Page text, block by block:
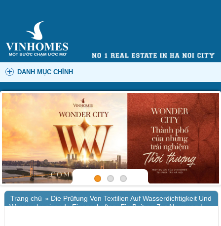
DANH MỤC CHÍNH
Trang chủ » Die Prüfung Von Textilien Auf Wasserdichtigkeit Und
Wasserabweisende Eigenschaften: Ein Beitrag Zur Normung |